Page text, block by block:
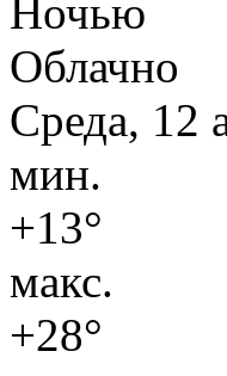
Ночью
Облачно
Среда, 12
мин.
+13°
макс.
+28°